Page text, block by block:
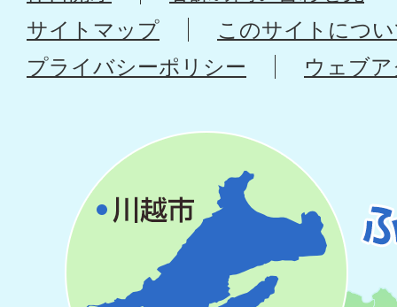
サイトマップ
このサイトにつ
プライバシーポリシー
ウェブ